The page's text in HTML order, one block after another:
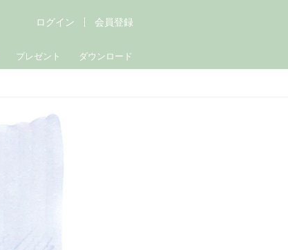
プレゼント ダウンロード
ログイン 会員登録